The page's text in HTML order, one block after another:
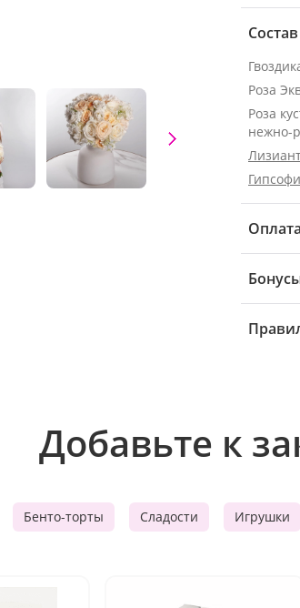
Состав
Роза
нежно-
Оплата
Добавьте к
Бенто-торты Сладости Игрушки